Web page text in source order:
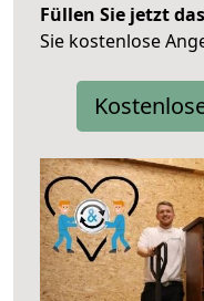
Füllen Sie jetzt
Sie kostenlose